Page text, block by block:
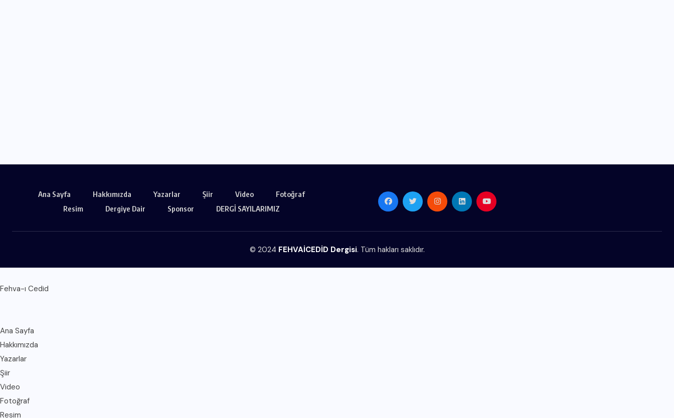
Ana Sayfa Hakkımızda Yazarlar Şiir Video
Fotoğraf
Resim
Dergiye Dair Sponsor DERGİ SAYILARIMIZ
© 2024 FEHVAİCEDİD Dergisi. Tüm hakları saklıdır.
Fehva-ı Cedid
Ana Sayfa
Hakkımızda
Yazarlar
Şiir
Video
Fotoğraf
Resim